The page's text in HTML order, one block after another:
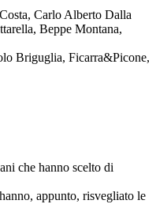
Carlo Alberto Dalla
Beppe Montana,
Briguglia, Ficarra&Picone,
che hanno scelto di
appunto, risvegliato le